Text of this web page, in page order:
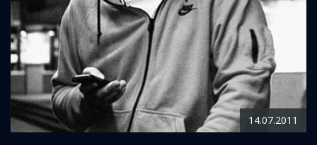
14.07.2011